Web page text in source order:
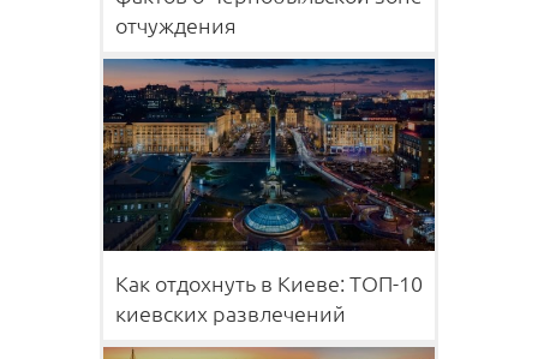
отчуждения
Как отдохнуть в Киеве: ТОП-10
киевских развлечений